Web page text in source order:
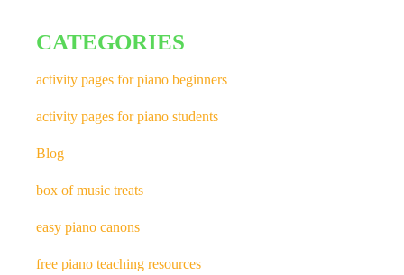
CATEGORIES
activity pages for piano beginners
activity pages for piano students
Blog
box of music treats
easy piano canons
free piano teaching resources